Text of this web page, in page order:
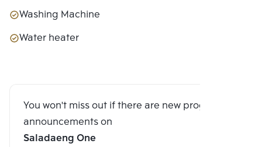
Washing Machine
Water heater
You won't miss out if there are new program
announcements on
Saladaeng One